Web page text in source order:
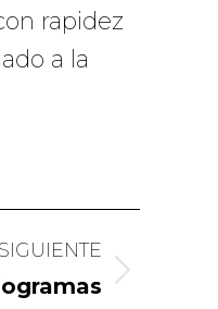
rapidez
a la
SIGUIENTE